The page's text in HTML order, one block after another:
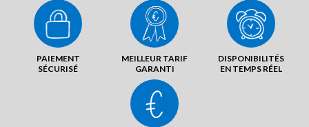
PAIEMENT
SÉCURISÉ
MEILLEUR TARIF
GARANTI
DISPONIBILITÉS
EN TEMPS RÉEL